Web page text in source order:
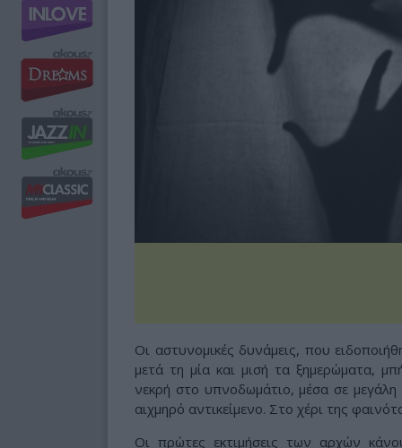
Οι αστυνομικές δυνάμεις, που
μετά τη μία και μισή τα ξημερώματα,
νεκρή στο υπνοδωμάτιο, μέσα σε
αιχμηρό αντικείμενο. Στο χέρι της
Οι πρώτες εκτιμήσεις των αρχών